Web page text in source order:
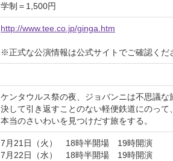
学制＝1,500円
http://www.tee.co.jp/ginga.htm
※正式な公演情報は公式サイトでご確認くだ
ケンタウルス祭の夜、ジョバンニは不思議な
決して引き返すことのない軽便鉄道にのって、
本当のさいわいを見つけだす旅をする。
7月21日（火） 18時半開場 19時開演
7月22日（水） 18時半開場 19時開演